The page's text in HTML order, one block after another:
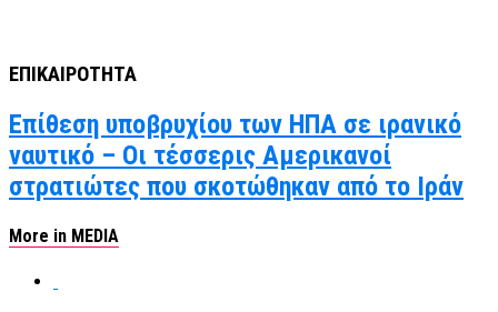
ΕΠΙΚΑΙΡΟΤΗΤΑ
Επίθεση υποβρυχίου των ΗΠΑ σε ιρανικό
ναυτικό – Οι τέσσερις Αμερικανοί
στρατιώτες που σκοτώθηκαν από το Ιράν
More in MEDIA